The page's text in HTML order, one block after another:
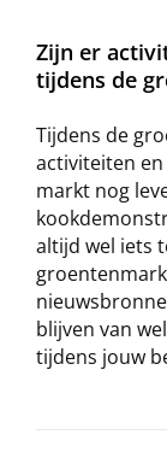
Zijn er
tijdens de
Tijdens de
activiteiten
markt nog
altijd wel iets
blijven van
tijdens jouw